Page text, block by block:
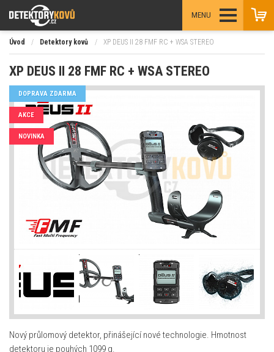
MENU
Úvod / Detektory kovů / XP DEUS II 28 FMF RC + WSA STEREO
XP DEUS II 28 FMF RC + WSA STEREO
DOPRAVA ZDARMA
AKCE
NOVINKA
Nový průlomový detektor, přinášející nové technologie. Hmotnost
detektoru je pouhých 1099 g.